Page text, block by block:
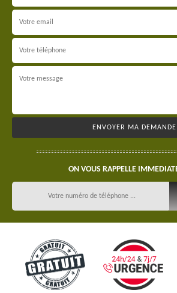
ON VOUS RAPPELLE